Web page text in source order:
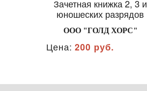
Зачетная книжка 2, 3 и
юношеских разрядов
ООО "ГОЛД ХОРС"
Цена: 200 руб.